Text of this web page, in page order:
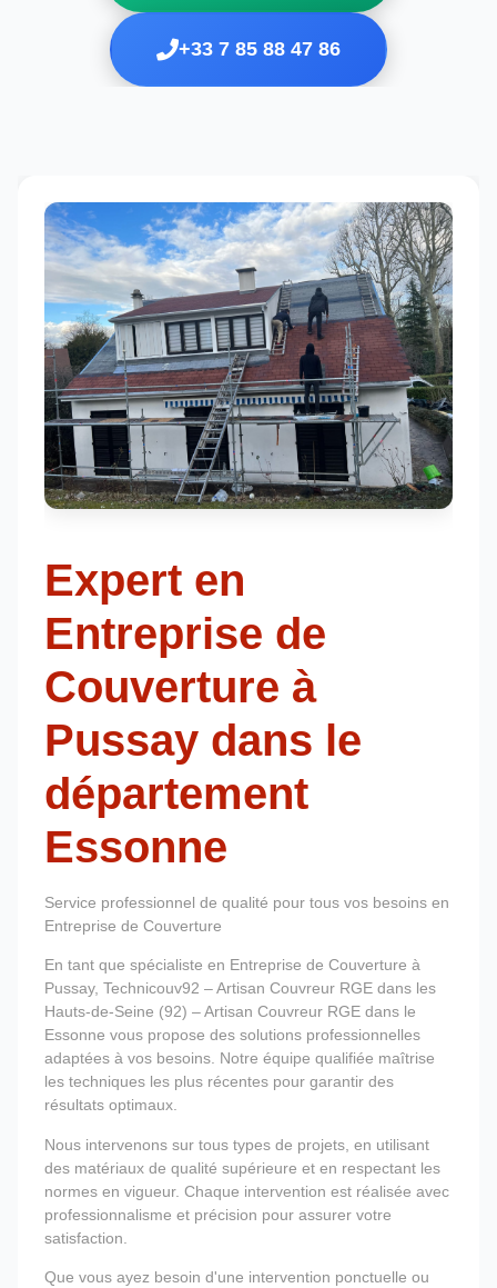
+33 7 85 88 47 86
Expert en
Entreprise de
Couverture à
Pussay dans le
département
Essonne
Service professionnel de qualité pour tous vos besoins en
Entreprise de Couverture
En tant que spécialiste en Entreprise de Couverture à
Pussay, Technicouv92 – Artisan Couvreur RGE dans les
Hauts-de-Seine (92) – Artisan Couvreur RGE dans le
Essonne vous propose des solutions professionnelles
adaptées à vos besoins. Notre équipe qualifiée maîtrise
les techniques les plus récentes pour garantir des
résultats optimaux.
Nous intervenons sur tous types de projets, en utilisant
des matériaux de qualité supérieure et en respectant les
normes en vigueur. Chaque intervention est réalisée avec
professionnalisme et précision pour assurer votre
satisfaction.
Que vous ayez besoin d'une intervention ponctuelle ou